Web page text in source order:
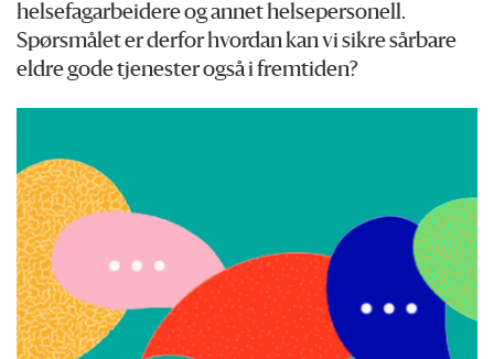
helsefagarbeidere og annet helsepersonell.
Spørsmålet er derfor hvordan kan vi sikre sårbare
eldre gode tjenester også i fremtiden?